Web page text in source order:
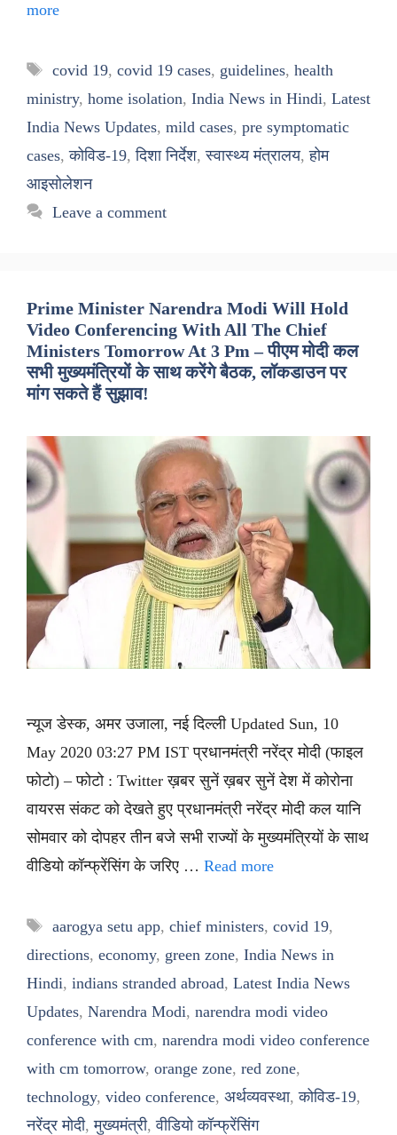
more
Tags
covid 19, covid 19 cases, guidelines, health
ministry, home isolation, India News in Hindi, Latest
India News Updates, mild cases, pre symptomatic
cases,कोविड-19,दिशा निर्देश,स्वास्थ्य मंत्रालय,होम
आइसोलेशन
Leave a comment
Prime Minister Narendra Modi Will Hold
Video Conferencing With All The Chief
Ministers Tomorrow At 3 Pm – पीएम मोदी कल
सभी मुख्यमंत्रियों के साथ करेंगे बैठक, लॉकडाउन पर
मांग सकते हैं सुझाव!
न्यूज डेस्क, अमर उजाला, नई दिल्ली Updated Sun, 10
May 2020 03:27 PM IST प्रधानमंत्री नरेंद्र मोदी (फाइल
फोटो) – फोटो : Twitter ख़बर सुनें ख़बर सुनें देश में कोरोना
वायरस संकट को देखते हुए प्रधानमंत्री नरेंद्र मोदी कल यानि
सोमवार को दोपहर तीन बजे सभी राज्यों के मुख्यमंत्रियों के साथ
वीडियो कॉन्फ्रेंसिंग के जरिए … Read more
Tags
aarogya setu app, chief ministers, covid 19,
directions, economy, green zone, India News in
Hindi, indians stranded abroad, Latest India News
Updates, Narendra Modi, narendra modi video
conference with cm, narendra modi video conference
with cm tomorrow, orange zone, red zone,
technology, video conference, अर्थव्यवस्था,कोविड-19,
नरेंद्र मोदी,मुख्यमंत्री,वीडियो कॉन्फ्रेंसिंग